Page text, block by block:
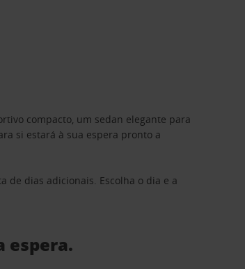
compacto, um sedan elegante para
si estará à sua espera pronto a
de dias adicionais. Escolha o dia e a
espera.